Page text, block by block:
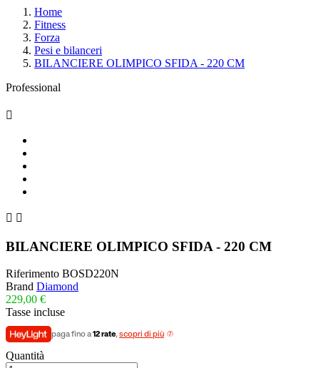
Home
Fitness
Forza
Pesi e bilanceri
BILANCIERE OLIMPICO SFIDA - 220 CM
Professional

 
BILANCIERE OLIMPICO SFIDA - 220 CM
Riferimento BOSD220N
Brand Diamond
229,00 €
Tasse incluse
paga fino a12 rate, scopri di più
Quantità